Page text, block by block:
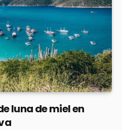
luna de miel en